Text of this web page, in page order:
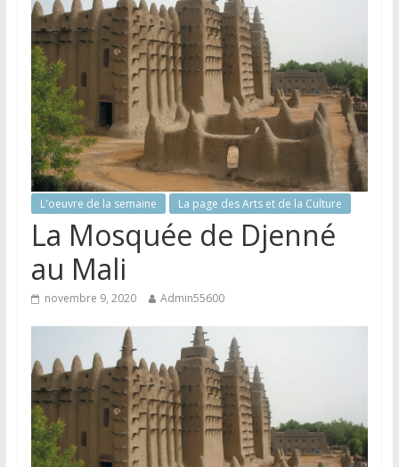
L'oeuvre de la semaine La page des Arts et de la Culture
La Mosquée de Djenné
au Mali
novembre 9, 2020 Admin55600